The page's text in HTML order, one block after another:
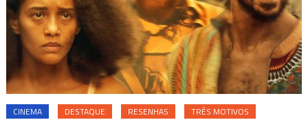
CINEMA DESTAQUE RESENHAS TRÊS MOTIVOS